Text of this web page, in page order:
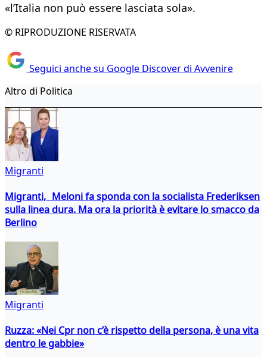
«l’Italia non può essere lasciata sola».
© RIPRODUZIONE RISERVATA
Seguici anche su Google Discover di Avvenire
Altro di Politica
Migranti
Migranti, Meloni fa sponda con la socialista Frederiksen
sulla linea dura. Ma ora la priorità è evitare lo smacco da
Berlino
Migranti
Ruzza: «Nei Cpr non c’è rispetto della persona, è una vita
dentro le gabbie»